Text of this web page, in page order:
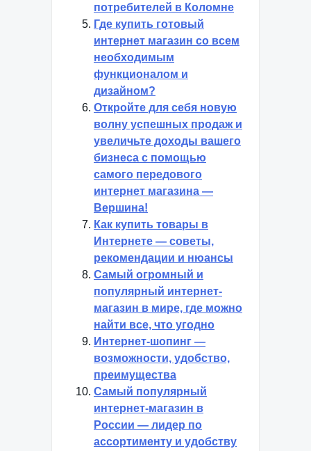
потребителей в Коломне
Где купить готовый
интернет магазин со всем
необходимым
функционалом и
дизайном?
Откройте для себя новую
волну успешных продаж и
увеличьте доходы вашего
бизнеса с помощью
самого передового
интернет магазина —
Вершина!
Как купить товары в
Интернете — советы,
рекомендации и нюансы
Самый огромный и
популярный интернет-
магазин в мире, где можно
найти все, что угодно
Интернет-шопинг —
возможности, удобство,
преимущества
Самый популярный
интернет-магазин в
России — лидер по
ассортименту и удобству